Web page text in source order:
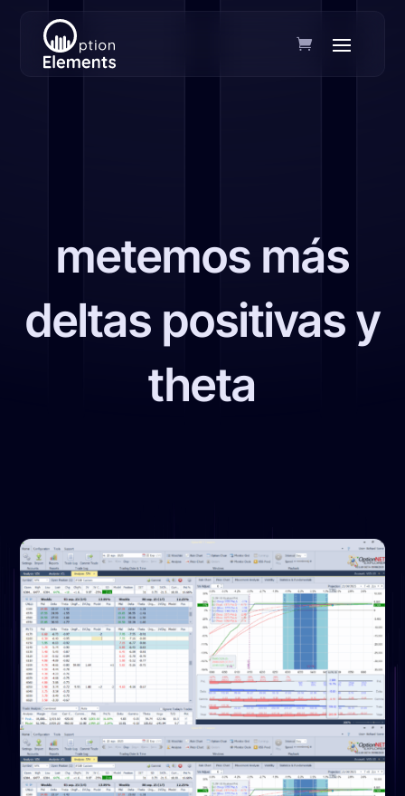
metemos más
deltas positivas y
theta